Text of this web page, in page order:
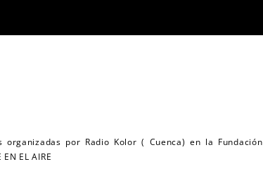
por Radio Kolor ( Cuenca) en la Fundación
EL AIRE